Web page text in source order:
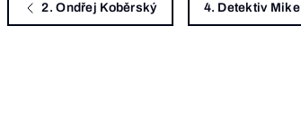
2. Ondřej Koběrský 4. Detektiv Mike